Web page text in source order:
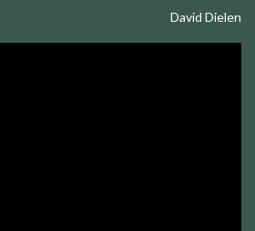
David Dielen